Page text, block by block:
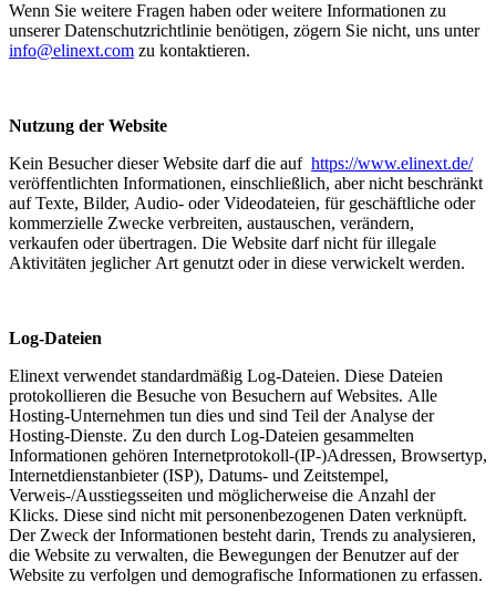
Wenn Sie weitere Fragen haben oder weitere Informationen zu
unserer Datenschutzrichtlinie benötigen, zögern Sie nicht, uns unter
info@elinext.com zu kontaktieren.
Nutzung der Website
Kein Besucher dieser Website darf die auf https://www.elinext.de/
veröffentlichten Informationen, einschließlich, aber nicht beschränkt
auf Texte, Bilder, Audio- oder Videodateien, für geschäftliche oder
kommerzielle Zwecke verbreiten, austauschen, verändern,
verkaufen oder übertragen. Die Website darf nicht für illegale
Aktivitäten jeglicher Art genutzt oder in diese verwickelt werden.
Log-Dateien
Elinext verwendet standardmäßig Log-Dateien. Diese Dateien
protokollieren die Besuche von Besuchern auf Websites. Alle
Hosting-Unternehmen tun dies und sind Teil der Analyse der
Hosting-Dienste. Zu den durch Log-Dateien gesammelten
Informationen gehören Internetprotokoll-(IP-)Adressen, Browsertyp,
Internetdienstanbieter (ISP), Datums- und Zeitstempel,
Verweis-/Ausstiegsseiten und möglicherweise die Anzahl der
Klicks. Diese sind nicht mit personenbezogenen Daten verknüpft.
Der Zweck der Informationen besteht darin, Trends zu analysieren,
die Website zu verwalten, die Bewegungen der Benutzer auf der
Website zu verfolgen und demografische Informationen zu erfassen.